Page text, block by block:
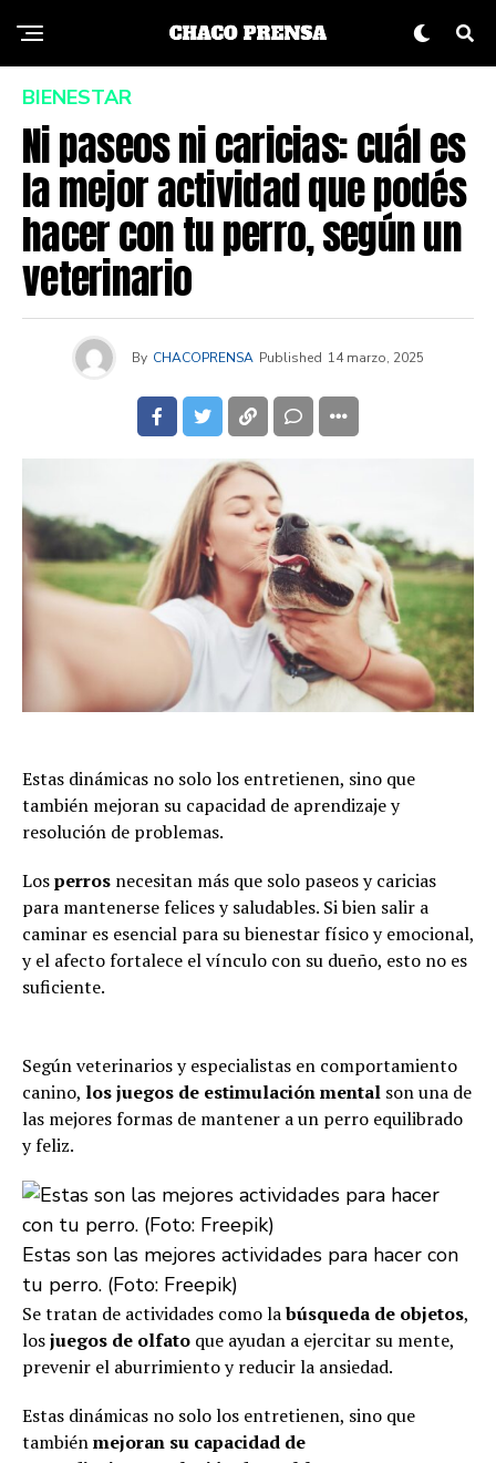
BIENESTAR
Ni paseos ni caricias: cuál es
la mejor actividad que podés
hacer con tu perro, según un
veterinario
By CHACOPRENSA Published 14 marzo, 2025
Estas dinámicas no solo los entretienen, sino que
también mejoran su capacidad de aprendizaje y
resolución de problemas.
Losperros necesitan más que solo paseos y caricias
para mantenerse felices y saludables. Si bien salir a
caminar es esencial para su bienestar físico y emocional,
y el afecto fortalece el vínculo con su dueño, esto no es
suficiente.
Según veterinarios y especialistas en comportamiento
canino, los juegos de estimulación mental son una de
las mejores formas de mantener a un perro equilibrado
y feliz.
Estas son las mejores actividades para hacer con
tu perro. (Foto: Freepik)
Se tratan de actividades como labúsqueda de objetos,
losjuegos de olfato que ayudan a ejercitar su mente,
prevenir el aburrimiento y reducir la ansiedad.
Estas dinámicas no solo los entretienen, sino que
tambiénmejoran su capacidad de